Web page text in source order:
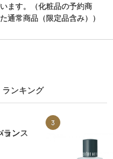
ます。（化粧品の予約商
通常商品（限定品含み））
ランキング
3